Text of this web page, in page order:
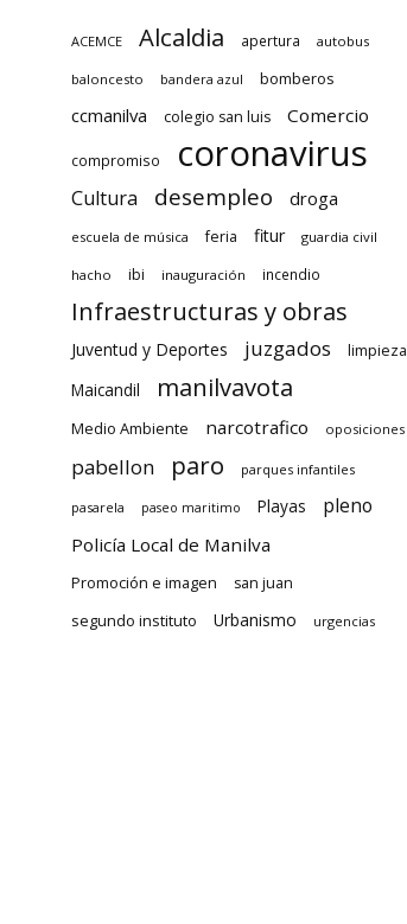
ACEMCE Alcaldia apertura autobus
baloncesto bandera azul bomberos
ccmanilva colegio san luis Comercio
compromiso coronavirus
Cultura desempleo droga
escuela de música feria fitur guardia civil
hacho ibi inauguración incendio
Infraestructuras y obras
Juventud y Deportes juzgados
limpieza
Maicandil
manilvavota
Medio Ambiente narcotrafico oposiciones
pabellon paro parques infantiles
pasarela paseo maritimo Playas pleno
Policía Local de Manilva
Promoción e imagen san juan
segundo instituto Urbanismo urgencias